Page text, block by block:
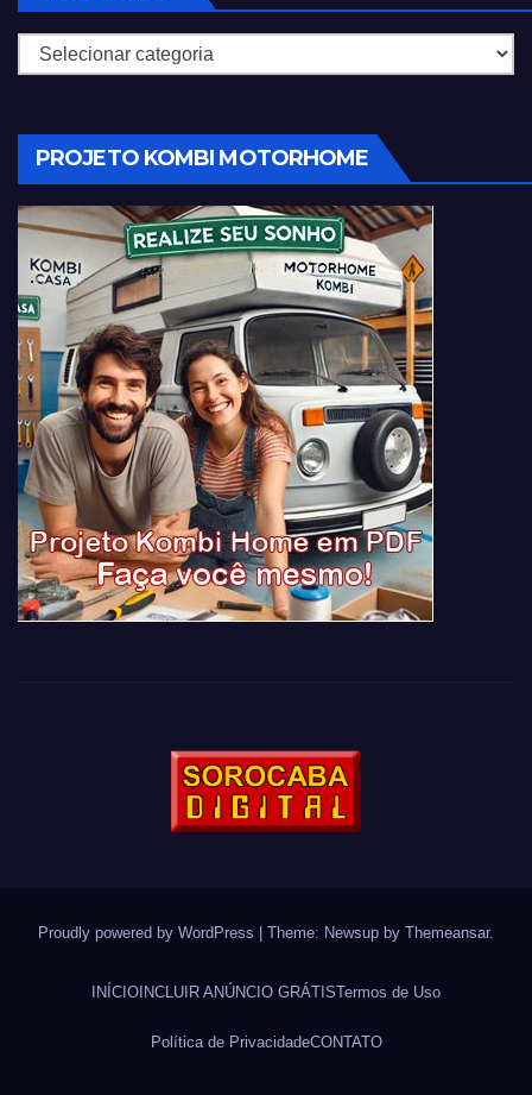
Categorias
PROJETO KOMBI MOTORHOME
Proudly powered by WordPress Theme: Newsup by Themeansar.
INÍCIO INCLUIR ANÚNCIO GRÁTISTermos de Uso
Política de PrivacidadeCONTATO